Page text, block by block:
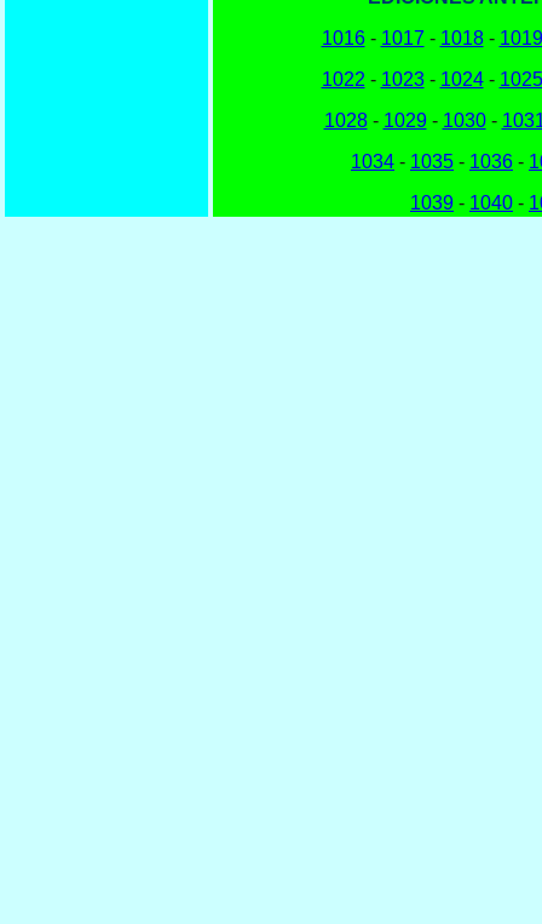
1016- 1017- 1018- 1019
1022 - 1023- 1024- 1025
1028- 1029- 1030-
1034 - 1035 - 1036 -
1039 - 1040 -